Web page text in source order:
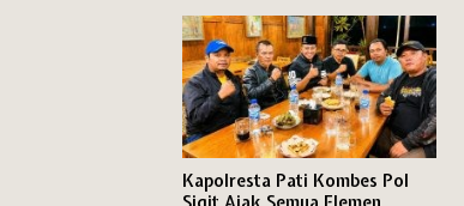
Kapolresta Pati Kombes Pol